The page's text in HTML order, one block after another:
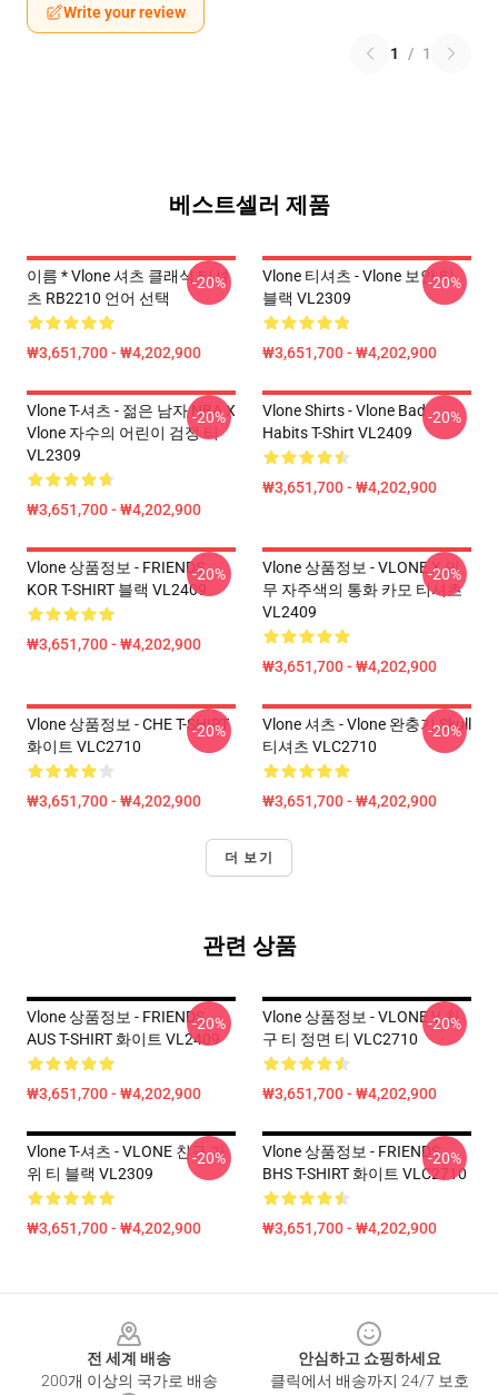
Write your review
1 / 1
베스트셀러 제품
이름 * Vlone 셔츠 클래식 티셔
츠 RB2210 언어 선택
₩3,651,700 - ₩4,202,900
-20%
Vlone 티셔츠 - Vlone 보안 티
블랙 VL2309
₩3,651,700 - ₩4,202,900
-20%
Vlone T-셔츠 - 젊은 남자 NBA X
Vlone 자수의 어린이 검정 티
VL2309
₩3,651,700 - ₩4,202,900
-20%
Vlone Shirts - Vlone Bad
Habits T-Shirt VL2409
₩3,651,700 - ₩4,202,900
-20%
Vlone 상품정보 - FRIENDS
KOR T-SHIRT 블랙 VL2409
₩3,651,700 - ₩4,202,900
-20%
Vlone 상품정보 - VLONE X 의
무 자주색의 통화 카모 티셔츠
VL2409
₩3,651,700 - ₩4,202,900
-20%
Vlone 상품정보 - CHE T-SHIRT
화이트 VLC2710
₩3,651,700 - ₩4,202,900
-20%
Vlone 셔츠 - Vlone 완충기 Skull
티셔츠 VLC2710
₩3,651,700 - ₩4,202,900
-20%
더 보기
관련 상품
Vlone 상품정보 - FRIENDS
AUS T-SHIRT 화이트 VL2409
₩3,651,700 - ₩4,202,900
-20%
Vlone 상품정보 - VLONE V 친
구 티 정면 티 VLC2710
₩3,651,700 - ₩4,202,900
-20%
Vlone T-셔츠 - VLONE 친구 가
위 티 블랙 VL2309
₩3,651,700 - ₩4,202,900
-20%
Vlone 상품정보 - FRIENDS
BHS T-SHIRT 화이트 VLC2710
₩3,651,700 - ₩4,202,900
-20%
전 세계 배송
200개 이상의 국가로 배송
안심하고 쇼핑하세요
클릭에서 배송까지 24/7 보호